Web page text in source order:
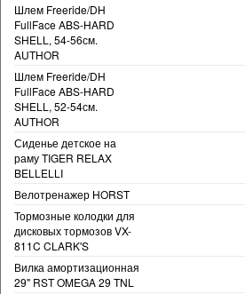
Шлем Freeride/DH
FullFace ABS-HARD
SHELL, 54-56см.
AUTHOR
Шлем Freeride/DH
FullFace ABS-HARD
SHELL, 52-54см.
AUTHOR
Сиденье детское на
раму TIGER RELAX
BELLELLI
Велотренажер HORST
Тормозные колодки для
дисковых тормозов VX-
811C CLARK'S
Вилка амортизационная
29" RST OMEGA 29 TNL